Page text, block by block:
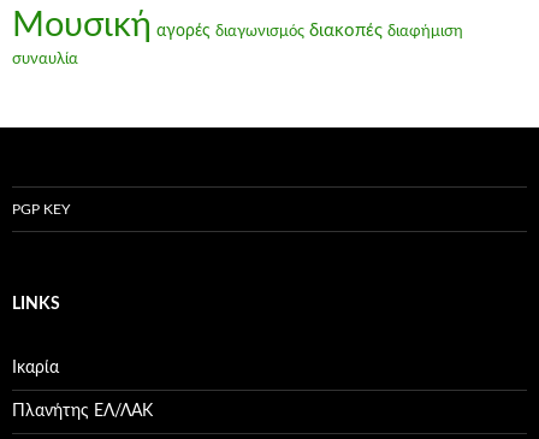
Μουσική αγορές διαγωνισμός διακοπές διαφήμιση
συναυλία
PGP KEY
LINKS
Ικαρία
Πλανήτης ΕΛ/ΛΑΚ